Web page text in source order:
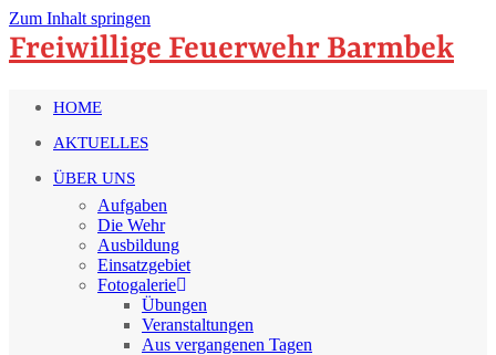
Zum Inhalt springen
Freiwillige Feuerwehr Barmbek
HOME
AKTUELLES
ÜBER UNS
Aufgaben
Die Wehr
Ausbildung
Einsatzgebiet
Fotogalerie
Übungen
Veranstaltungen
Aus vergangenen Tagen